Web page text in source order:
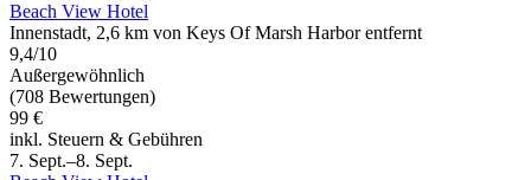
Beach View Hotel
Innenstadt, 2,6 km von Keys Of Marsh Harbor entfernt
9,4/10
Außergewöhnlich
(708 Bewertungen)
99 €
inkl. Steuern & Gebühren
7. Sept.–8. Sept.